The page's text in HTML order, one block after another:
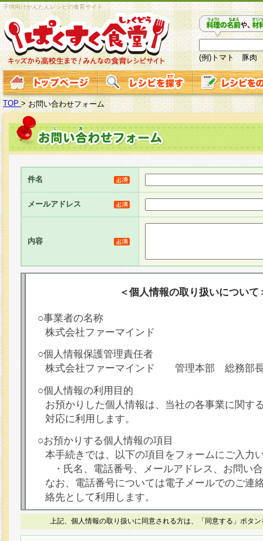
子供向けかんたんレシピの食育サイト
(例)トマト 豚肉
TOP > お問い合わせフォーム
件名
メールアドレス
内容
＜個人情報の取り扱いについて
○事業者の名称
株式会社ファーマインド
○個人情報保護管理責任者
株式会社ファーマインド 管理本部 総務部
○個人情報の利用目的
お預かりした個人情報は、当社の各事業に関す
対応に利用します。
○お預かりする個人情報の項目
本手続きでは、以下の項目をフォームにご入力
・氏名、電話番号、メールアドレス、お問い
なお、電話番号については電子メールでのご連
絡先として利用します。
○本人が容易に認識できない方法による個人情報
本フォームでは、セッション管理のためCookie
上記、個人情報の取り扱いに同意される方は、「同意する」ボタ